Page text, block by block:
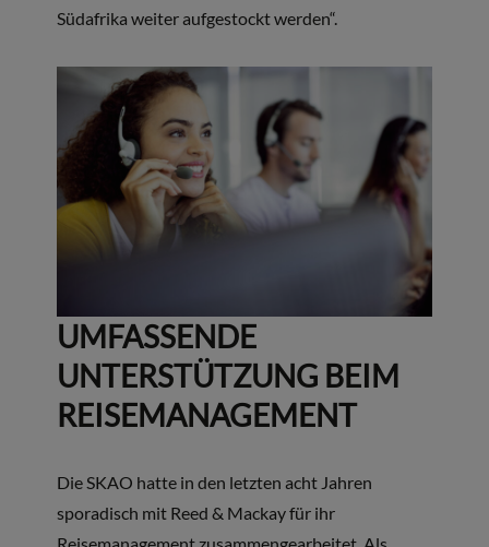
Südafrika weiter aufgestockt werden“.
UMFASSENDE
UNTERSTÜTZUNG BEIM
REISEMANAGEMENT
Die SKAO hatte in den letzten acht Jahren
sporadisch mit Reed & Mackay für ihr